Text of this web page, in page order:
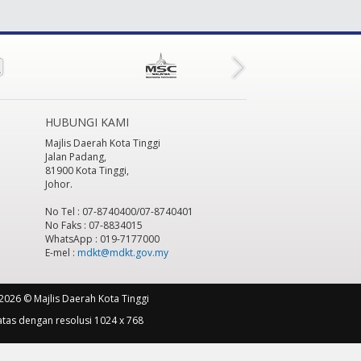
HUBUNGI KAMI
Majlis Daerah Kota Tinggi
Jalan Padang,
81900 Kota Tinggi,
Johor.
No Tel : 07-8740400/07-8740401
No Faks : 07-8834015
WhatsApp : 019-7177000
E-mel : mdkt@mdkt.gov.my
© Majlis Daerah Kota Tinggi
dengan resolusi 1024 x 768